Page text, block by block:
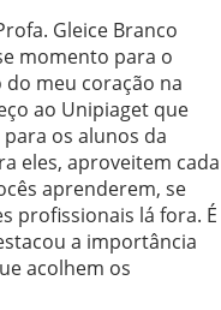
Gleice Branco
momento para o
do meu coração na
ao Unipiaget que
os alunos da
eles, aproveitem cada
aprenderem, se
profissionais lá fora. É
a importância
acolhem os